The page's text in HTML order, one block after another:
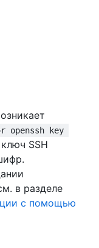
openssh key
SSH
в разделе
с помощью